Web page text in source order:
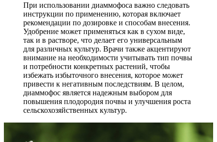
При использовании диаммофоса важно следовать
инструкции по применению, которая включает
рекомендации по дозировке и способам внесения.
Удобрение может применяться как в сухом виде,
так и в растворе, что делает его универсальным
для различных культур. Врачи также акцентируют
внимание на необходимости учитывать тип почвы
и потребности конкретных растений, чтобы
избежать избыточного внесения, которое может
привести к негативным последствиям. В целом,
диаммофос является надежным выбором для
повышения плодородия почвы и улучшения роста
сельскохозяйственных культур.